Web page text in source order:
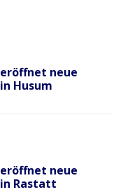
neue
Husum
neue
Rastatt